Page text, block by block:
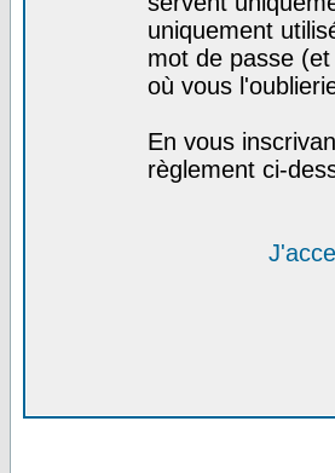
uniquement
mot de passe
où vous
En vous
règlement ci-